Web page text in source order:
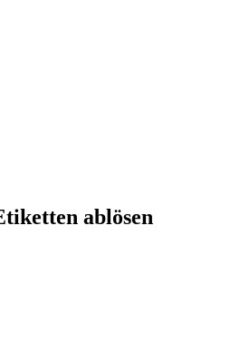
ablösen